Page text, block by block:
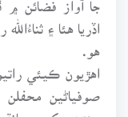
اڏريا هئا ۽
اهڙيون ڪيئي
صوفياڻين
سندن پرک جو